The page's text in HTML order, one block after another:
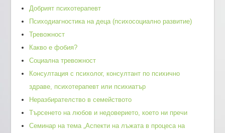
Добрият психотерапевт
Психодиагностика на деца (психосоциално развитие)
Тревожност
Какво е фобия?
Социална тревожност
Консултация с психолог, консултант по психично
здраве, психотерапевт или психиатър
Неразбирателство в семейството
Търсенето на любов и недоверието, което ни пречи
Семинар на тема „Аспекти на лъжата в процеса на